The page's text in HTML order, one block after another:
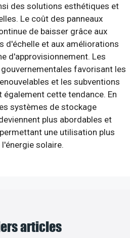
des solutions esthétiques et
Le coût des panneaux
de baisser grâce aux
d'échelle et aux améliorations
d'approvisionnement. Les
favorisant les
et les subventions
également cette tendance. En
systèmes de stockage
plus abordables et
une utilisation plus
solaire.
articles